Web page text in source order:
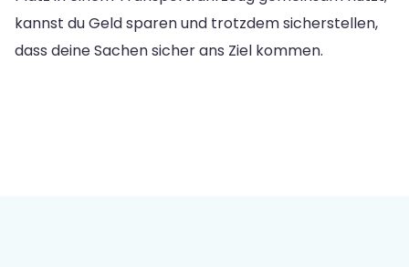
kannst du Geld sparen und trotzdem sicherstellen,
dass deine Sachen sicher ans Ziel kommen.